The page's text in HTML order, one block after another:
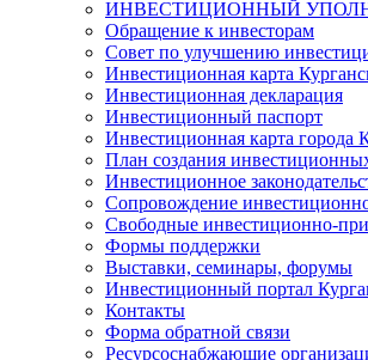
ИНВЕСТИЦИОННЫЙ
Обращение к инвесторам
Совет по улучшению
Инвестиционная карта
Инвестиционная декларация
Инвестиционный паспорт
Инвестиционная карта города
План создания
Инвестиционное
Сопровождение
Свободные инвестиционно-
Формы поддержки
Выставки, семинары, форумы
Инвестиционный портал
Контакты
Форма обратной связи
Ресурсоснабжающие